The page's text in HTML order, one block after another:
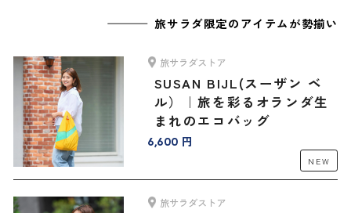
旅サラダ限定のアイテムが勢揃い
旅サラダストア
SUSAN BIJL(スーザン ベ
ル）｜旅を彩るオランダ生
まれのエコバッグ
6,600 円
NEW
旅サラダストア